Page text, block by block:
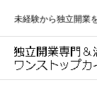
未経験から独立開業